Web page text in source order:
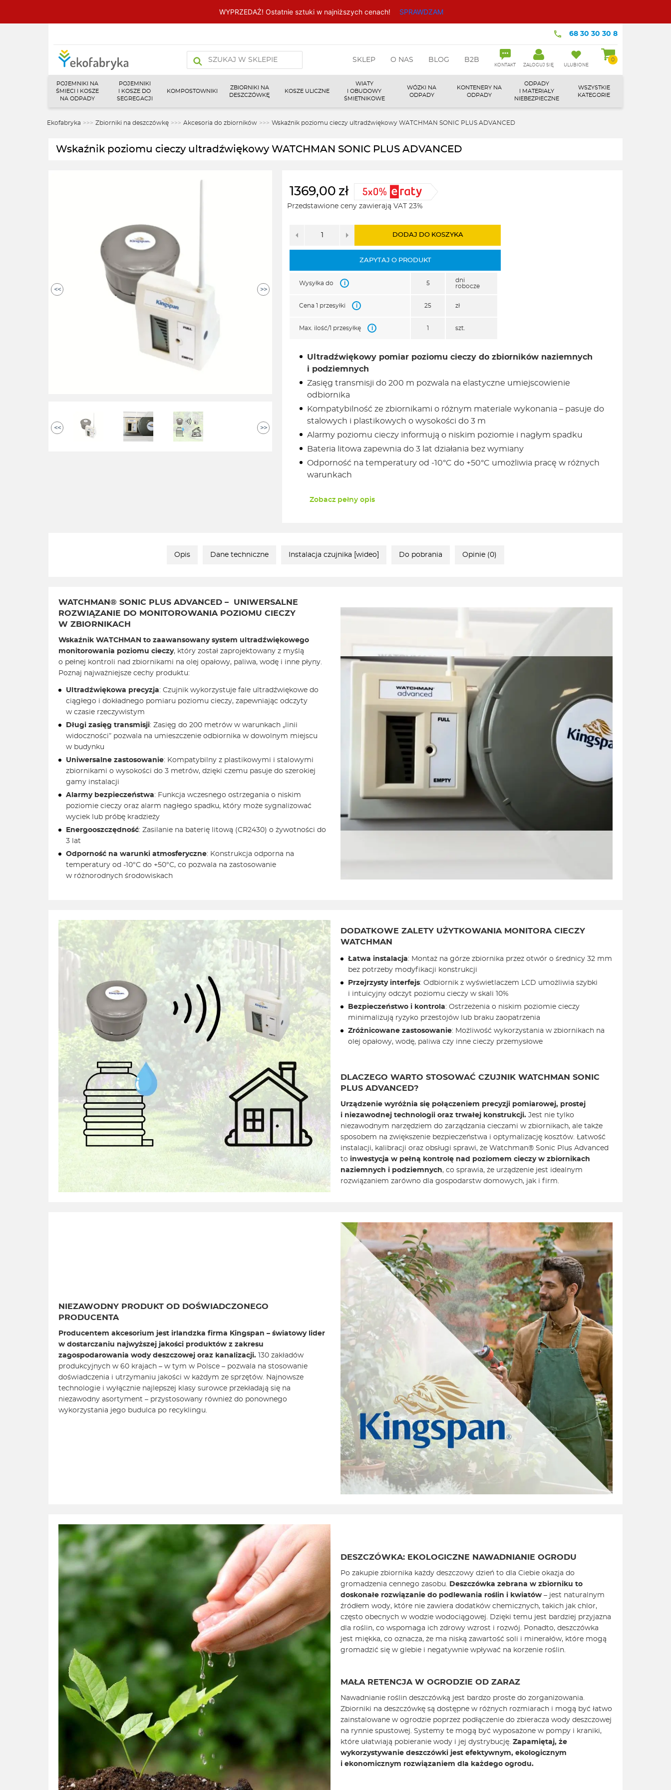
WYPRZEDAŻ! Ostatnie sztuki w najniższych cenach! SPRAWDZAM
68 30 30 30 8
produktów
SKLEP O NAS BLOG B2B
KONTAKT ZALOGUJ SIĘ ULUBIONE
0
POJEMNIKI NA
ŚMIECI I KOSZE
NA ODPADY
POJEMNIKI
I KOSZE DO
SEGREGACJI
KOMPOSTOWNIKI
ZBIORNIKI NA
DESZCZÓWKĘ
KOSZE ULICZNE
WIATY
I OBUDOWY
ŚMIETNIKOWE
WÓZKI NA
ODPADY
KONTENERY NA
ODPADY
ODPADY
I MATERIAŁY
NIEBEZPIECZNE
WSZYSTKIE
KATEGORIE
Ekofabryka >>> Zbiorniki na deszczówkę >>> Akcesoria do zbiorników >>> Wskaźnik poziomu cieczy ultradźwiękowy WATCHMAN SONIC PLUS ADVANCED
Wskaźnik poziomu cieczy ultradźwiękowy WATCHMAN SONIC PLUS ADVANCED
<< >>
<< >>
1369,00 zł
Przedstawione ceny zawierają VAT 23%
DODAJ DO KOSZYKA
ZAPYTAJ O PRODUKT
Wysyłka do i 5
dni
robocze
Cena 1 przesyłki i 25 zł
Max. ilość/1 przesyłkę i szt.
Ultradźwiękowy pomiar poziomu cieczy do zbiorników naziemnych
i podziemnych
Zasięg transmisji do 200 m pozwala na elastyczne umiejscowienie
odbiornika
Kompatybilność ze zbiornikami o różnym materiale wykonania – pasuje do
stalowych i plastikowych o wysokości do 3 m
Alarmy poziomu cieczy informują o niskim poziomie i nagłym spadku
Bateria litowa zapewnia do 3 lat działania bez wymiany
Odporność na temperatury od -10°C do +50°C umożliwia pracę w różnych
warunkach
Zobacz pełny opis
Opis Dane techniczne Instalacja czujnika [wideo] Do pobrania Opinie (0)
WATCHMAN® SONIC PLUS ADVANCED – UNIWERSALNE
ROZWIĄZANIE DO MONITOROWANIA POZIOMU CIECZY
W ZBIORNIKACH
Wskaźnik WATCHMAN to zaawansowany system ultradźwiękowego
monitorowania poziomu cieczy, który został zaprojektowany z myślą
o pełnej kontroli nad zbiornikami na olej opałowy, paliwa, wodę i inne płyny.
Poznaj najważniejsze cechy produktu:
Ultradźwiękowa precyzja: Czujnik wykorzystuje fale ultradźwiękowe do
ciągłego i dokładnego pomiaru poziomu cieczy, zapewniając odczyty
w czasie rzeczywistym
Długi zasięg transmisji: Zasięg do 200 metrów w warunkach „linii
widoczności” pozwala na umieszczenie odbiornika w dowolnym miejscu
w budynku
Uniwersalne zastosowanie: Kompatybilny z plastikowymi i stalowymi
zbiornikami o wysokości do 3 metrów, dzięki czemu pasuje do szerokiej
gamy instalacji
Alarmy bezpieczeństwa: Funkcja wczesnego ostrzegania o niskim
poziomie cieczy oraz alarm nagłego spadku, który może sygnalizować
wyciek lub próbę kradzieży
Energooszczędność: Zasilanie na baterię litową (CR2430) o żywotności do
3 lat
Odporność na warunki atmosferyczne: Konstrukcja odporna na
temperatury od -10°C do +50°C, co pozwala na zastosowanie
w różnorodnych środowiskach
DODATKOWE ZALETY UŻYTKOWANIA MONITORA CIECZY
WATCHMAN
Łatwa instalacja: Montaż na górze zbiornika przez otwór o średnicy 32 mm
bez potrzeby modyfikacji konstrukcji
Przejrzysty interfejs: Odbiornik z wyświetlaczem LCD umożliwia szybki
i intuicyjny odczyt poziomu cieczy w skali 10%
Bezpieczeństwo i kontrola: Ostrzeżenia o niskim poziomie cieczy
minimalizują ryzyko przestojów lub braku zaopatrzenia
Zróżnicowane zastosowanie: Możliwość wykorzystania w zbiornikach na
olej opałowy, wodę, paliwa czy inne cieczy przemysłowe
DLACZEGO WARTO STOSOWAĆ CZUJNIK WATCHMAN SONIC
PLUS ADVANCED?
Urządzenie wyróżnia się połączeniem precyzji pomiarowej, prostej
i niezawodnej technologii oraz trwałej konstrukcji. Jest nie tylko
niezawodnym narzędziem do zarządzania cieczami w zbiornikach, ale także
sposobem na zwiększenie bezpieczeństwa i optymalizację kosztów. Łatwość
instalacji, kalibracji oraz obsługi sprawi, że Watchman® Sonic Plus Advanced
to inwestycja w pełną kontrolę nad poziomem cieczy w zbiornikach
naziemnych i podziemnych, co sprawia, że urządzenie jest idealnym
rozwiązaniem zarówno dla gospodarstw domowych, jak i firm.
NIEZAWODNY PRODUKT OD DOŚWIADCZONEGO
PRODUCENTA
Producentem akcesorium jest irlandzka firma Kingspan – światowy lider
w dostarczaniu najwyższej jakości produktów z zakresu
zagospodarowania wody deszczowej oraz kanalizacji. 130 zakładów
produkcyjnych w 60 krajach – w tym w Polsce – pozwala na stosowanie
doświadczenia i utrzymaniu jakości w każdym ze sprzętów. Najnowsze
technologie i wyłącznie najlepszej klasy surowce przekładają się na
niezawodny asortyment – przystosowany również do ponownego
wykorzystania jego budulca po recyklingu.
DESZCZÓWKA: EKOLOGICZNE NAWADNIANIE OGRODU
Po zakupie zbiornika każdy deszczowy dzień to dla Ciebie okazja do
gromadzenia cennego zasobu. Deszczówka zebrana w zbiorniku to
doskonałe rozwiązanie do podlewania roślin i kwiatów – jest naturalnym
źródłem wody, które nie zawiera dodatków chemicznych, takich jak chlor,
często obecnych w wodzie wodociągowej. Dzięki temu jest bardziej przyjazna
dla roślin, co wspomaga ich zdrowy wzrost i rozwój. Ponadto, deszczówka
jest miękka, co oznacza, że ma niską zawartość soli i minerałów, które mogą
gromadzić się w glebie i negatywnie wpływać na korzenie roślin.
MAŁA RETENCJA W OGRODZIE OD ZARAZ
Nawadnianie roślin deszczówką jest bardzo proste do zorganizowania.
Zbiorniki na deszczówkę są dostępne w różnych rozmiarach i mogą być łatwo
zainstalowane w ogrodzie poprzez podłączenie do zbieracza wody deszczowej
na rynnie spustowej. Systemy te mogą być wyposażone w pompy i kraniki,
które ułatwiają pobieranie wody i jej dystrybucję. Zapamiętaj, że
wykorzystywanie deszczówki jest efektywnym, ekologicznym
i ekonomicznym rozwiązaniem dla każdego ogrodu.